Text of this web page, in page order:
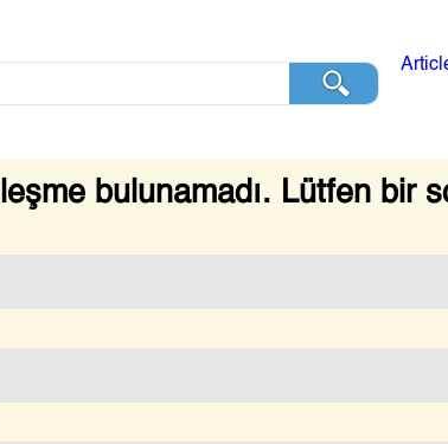
bulunamadı. Lütfen bir